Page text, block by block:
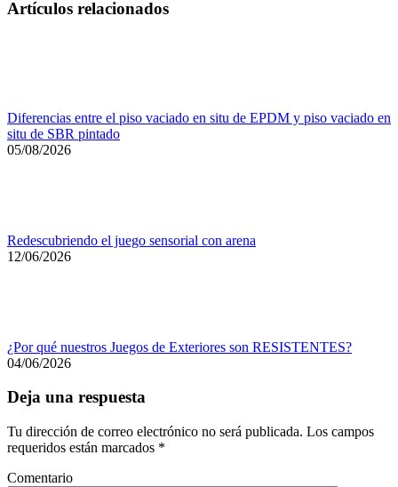
Artículos relacionados
Diferencias entre el piso vaciado en situ de EPDM y piso vaciado en
situ de SBR pintado
05/08/2026
Redescubriendo el juego sensorial con arena
12/06/2026
¿Por qué nuestros Juegos de Exteriores son RESISTENTES?
04/06/2026
Deja una respuesta
Tu dirección de correo electrónico no será publicada. Los campos
requeridos están marcados *
Comentario